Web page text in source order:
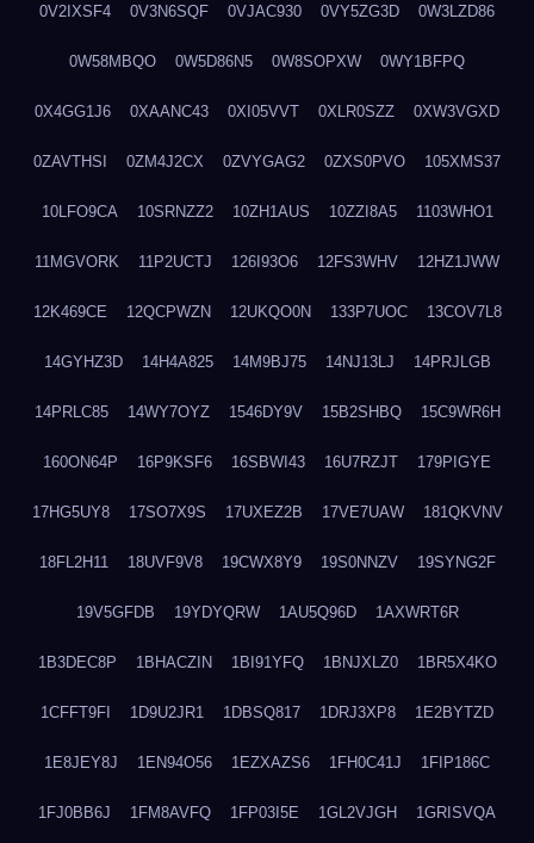
0V2IXSF4 0V3N6SQF 0VJAC930 0VY5ZG3D 0W3LZD86
0W58MBQO 0W5D86N5 0W8SOPXW 0WY1BFPQ
0X4GG1J6 0XAANC43 0XI05VVT 0XLR0SZZ 0XW3VGXD
0ZAVTHSI 0ZM4J2CX 0ZVYGAG2 0ZXS0PVO 105XMS37
10LFO9CA 10SRNZZ2 10ZH1AUS 10ZZI8A5 1103WHO1
11MGVORK 11P2UCTJ 126I93O6 12FS3WHV 12HZ1JWW
12K469CE 12QCPWZN 12UKQO0N 133P7UOC 13COV7L8
14GYHZ3D 14H4A825 14M9BJ75 14NJ13LJ 14PRJLGB
14PRLC85 14WY7OYZ 1546DY9V 15B2SHBQ 15C9WR6H
160ON64P 16P9KSF6 16SBWI43 16U7RZJT 179PIGYE
17HG5UY8 17SO7X9S 17UXEZ2B 17VE7UAW 181QKVNV
18FL2H11 18UVF9V8 19CWX8Y9 19S0NNZV 19SYNG2F
19V5GFDB 19YDYQRW 1AU5Q96D 1AXWRT6R
1B3DEC8P 1BHACZIN 1BI91YFQ 1BNJXLZ0 1BR5X4KO
1CFFT9FI 1D9U2JR1 1DBSQ817 1DRJ3XP8 1E2BYTZD
1E8JEY8J 1EN94O56 1EZXAZS6 1FH0C41J 1FIP186C
1FJ0BB6J 1FM8AVFQ 1FP03I5E 1GL2VJGH 1GRISVQA